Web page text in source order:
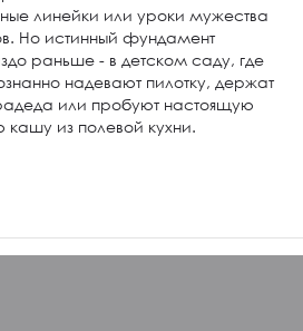
линейки или уроки мужества
Но истинный фундамент
раньше - в детском саду, где
надевают пилотку, держат
или пробуют настоящую
кашу из полевой кухни.